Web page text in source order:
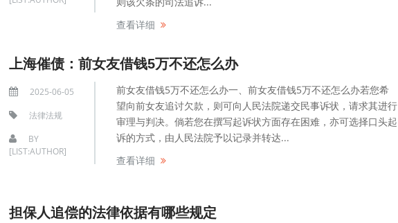
查看详细
上海催债：前女友借钱5万不还怎么办
2025-06-05
法律法规
BY
[LIST:AUTHOR]
前女友借钱5万不还怎么办一、前女友借钱5万不还怎么办若您希
望向前女友追讨欠款，则可向人民法院递交民事诉状，请求其进行
审理与判决。倘若您在撰写起诉状方面存在困难，亦可选择口头起
诉的方式，由人民法院予以记录并转达...
查看详细
担保人追偿的法律依据有哪些规定